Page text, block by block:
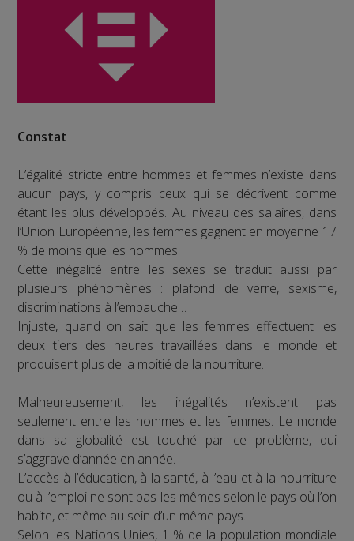
Constat
L’égalité stricte entre hommes et femmes n’existe dans
aucun pays, y compris ceux qui se décrivent comme
étant les plus développés. Au niveau des salaires, dans
l’Union Européenne, les femmes gagnent en moyenne 17
% de moins que les hommes.
Cette inégalité entre les sexes se traduit aussi par
plusieurs phénomènes : plafond de verre, sexisme,
discriminations à l’embauche…
Injuste, quand on sait que les femmes effectuent les
deux tiers des heures travaillées dans le monde et
produisent plus de la moitié de la nourriture.
Malheureusement, les inégalités n’existent pas
seulement entre les hommes et les femmes. Le monde
dans sa globalité est touché par ce problème, qui
s’aggrave d’année en année.
L’accès à l’éducation, à la santé, à l’eau et à la nourriture
ou à l’emploi ne sont pas les mêmes selon le pays où l’on
habite, et même au sein d’un même pays.
Selon les Nations Unies, 1 % de la population mondiale